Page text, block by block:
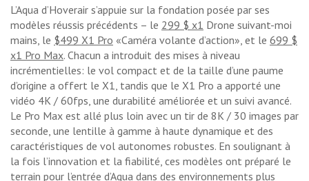
L’Aqua d’Hoverair s’appuie sur la fondation posée par ses
modèles réussis précédents – le 299 $ x1 Drone suivant-moi
mains, le $499 X1 Pro «Caméra volante d’action», et le 699 $
x1 Pro Max. Chacun a introduit des mises à niveau
incrémentielles: le vol compact et de la taille d’une paume
d’origine a offert le X1, tandis que le X1 Pro a apporté une
vidéo 4K / 60fps, une durabilité améliorée et un suivi avancé.
Le Pro Max est allé plus loin avec un tir de 8K / 30 images par
seconde, une lentille à gamme à haute dynamique et des
caractéristiques de vol autonomes robustes. En soulignant à
la fois l’innovation et la fiabilité, ces modèles ont préparé le
terrain pour l’entrée d’Aqua dans des environnements plus